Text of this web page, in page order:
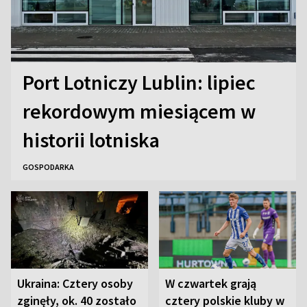
Port Lotniczy Lublin: lipiec
rekordowym miesiącem w
historii lotniska
GOSPODARKA
Ukraina: Cztery osoby
zginęły, ok. 40 zostało
W czwartek grają
cztery polskie kluby w